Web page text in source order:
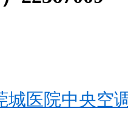
城医院中央空